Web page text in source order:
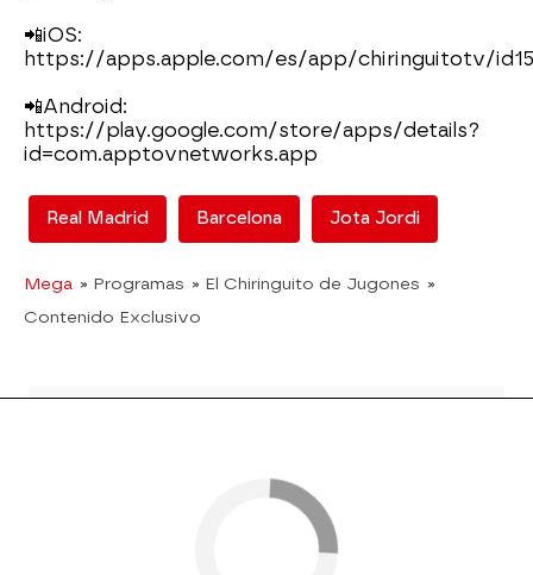
📲iOS:
https://apps.apple.com/es/app/chiringuitotv/
📲Android:
https://play.google.com/store/apps/details?
id=com.apptovnetworks.app
Real Madrid Barcelona Jota Jordi
Mega » Programas » El Chiringuito de Jugones »
Contenido Exclusivo